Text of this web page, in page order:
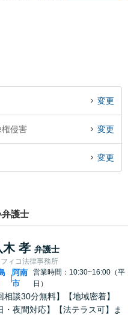
変更
侵害 変更
変更
護士
木 孝 弁護士
ィコ法律事務所
|
阿南
市
営業時間：10:30~16:00（平
日）
相談30分無料】【地域密着】
・夜間対応】【法テラス可】ま